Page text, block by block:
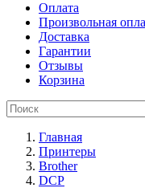
Оплата
Произвольная
Доставка
Гарантии
Отзывы
Корзина
Главная
Принтеры
Brother
DCP